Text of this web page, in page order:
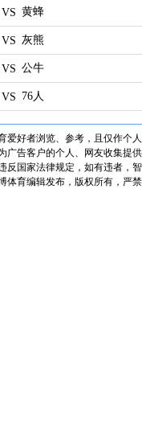
VS 黄蜂
VS 灰熊
VS 公牛
VS 76人
爱好者浏览、参考，且仅作个
广告客户的个人、网友收集提
反国家法律规定，如有违者，
体育编辑发布，版权所有，严